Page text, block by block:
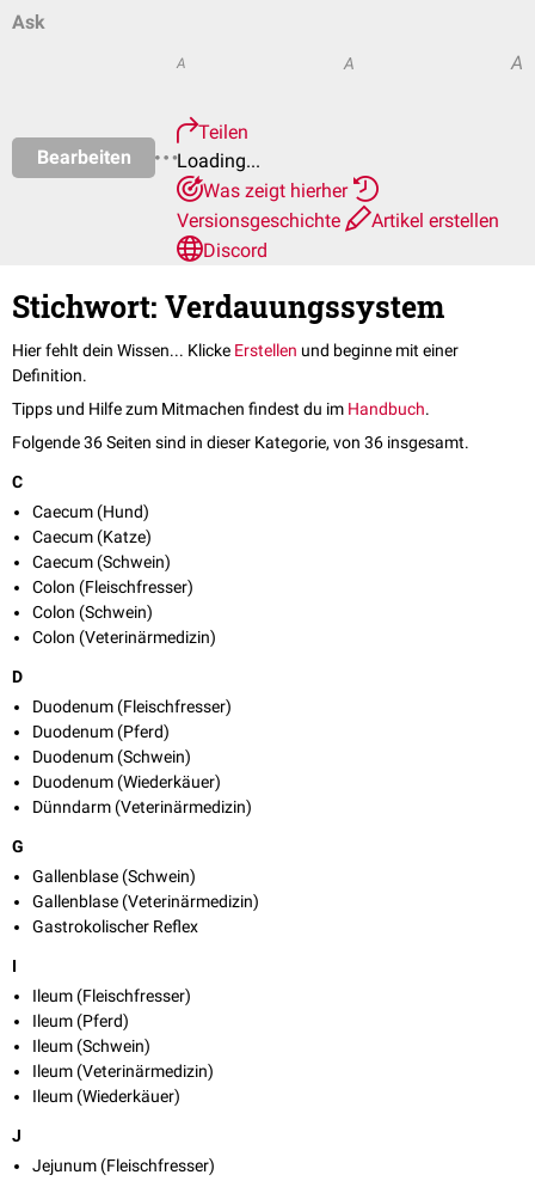
Ask
Bearbeiten
A A A
Teilen
Loading...
Was zeigt hierher
Versionsgeschichte
Artikel erstellen
Discord
Stichwort: Verdauungssystem
Hier fehlt dein Wissen... Klicke Erstellen und beginne mit einer
Definition.
Tipps und Hilfe zum Mitmachen findest du im Handbuch.
Folgende 36 Seiten sind in dieser Kategorie, von 36 insgesamt.
C
Caecum (Hund)
Caecum (Katze)
Caecum (Schwein)
Colon (Fleischfresser)
Colon (Schwein)
Colon (Veterinärmedizin)
D
Duodenum (Fleischfresser)
Duodenum (Pferd)
Duodenum (Schwein)
Duodenum (Wiederkäuer)
Dünndarm (Veterinärmedizin)
G
Gallenblase (Schwein)
Gallenblase (Veterinärmedizin)
Gastrokolischer Reflex
I
Ileum (Fleischfresser)
Ileum (Pferd)
Ileum (Schwein)
Ileum (Veterinärmedizin)
Ileum (Wiederkäuer)
J
Jejunum (Fleischfresser)